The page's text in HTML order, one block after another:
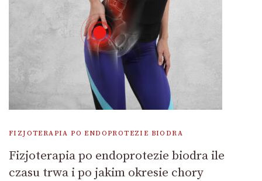
FIZJOTERAPIA PO ENDOPROTEZIE BIODRA
Fizjoterapia po endoprotezie biodra ile
czasu trwa i po jakim okresie chory